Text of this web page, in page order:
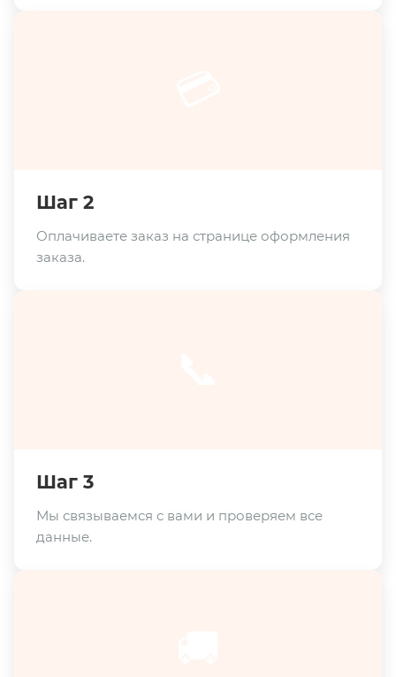
Шаг 2
Оплачиваете заказ на странице оформления
заказа.
Шаг 3
Мы связываемся с вами и проверяем все
данные.